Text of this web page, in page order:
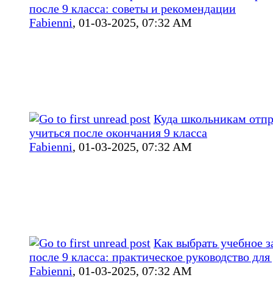
после 9 класса: советы и рекомендации
Fabienni, 01-03-2025, 07:32 AM
Куда школьникам
учиться после окончания 9 класса
Fabienni, 01-03-2025, 07:32 AM
Как выбрать учебное
после 9 класса: практическое руководство
Fabienni, 01-03-2025, 07:32 AM